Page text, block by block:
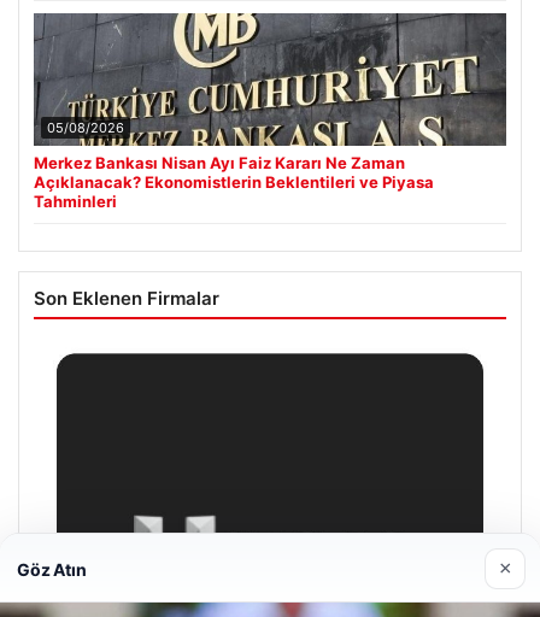
05/08/2026
Merkez Bankası Nisan Ayı Faiz Kararı Ne Zaman
Açıklanacak? Ekonomistlerin Beklentileri ve Piyasa
Tahminleri
Son Eklenen Firmalar
Göz Atın ×